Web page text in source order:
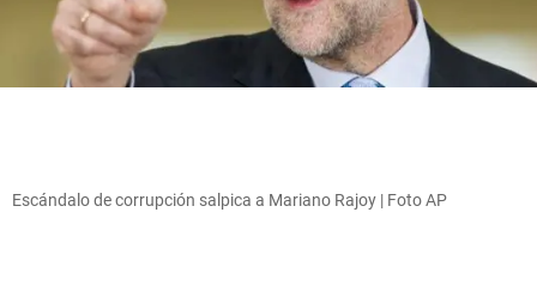
Escándalo de corrupción salpica a Mariano Rajoy | Foto AP